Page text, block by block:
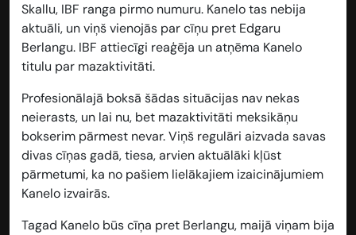
Skallu, IBF ranga pirmo numuru. Kanelo tas nebija
aktuāli, un viņš vienojās par cīņu pret Edgaru
Berlangu. IBF attiecīgi reaģēja un atņēma Kanelo
titulu par mazaktivitāti.
Profesionālajā boksā šādas situācijas nav nekas
neierasts, un lai nu, bet mazaktivitāti meksikāņu
bokserim pārmest nevar. Viņš regulāri aizvada savas
divas cīņas gadā, tiesa, arvien aktuālāki kļūst
pārmetumi, ka no pašiem lielākajiem izaicinājumiem
Kanelo izvairās.
Tagad Kanelo būs cīņa pret Berlangu, maijā viņam bija